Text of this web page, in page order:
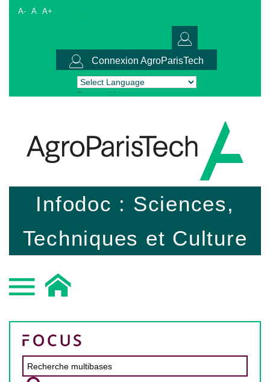
A- A A+
Connexion AgroParisTech
Powered by Translate
Infodoc : Sciences,
Techniques et Culture